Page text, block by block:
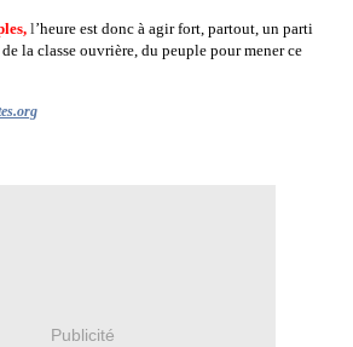
l’heure est donc à agir fort, partout, un parti
la classe ouvrière, du peuple pour mener ce
Publicité